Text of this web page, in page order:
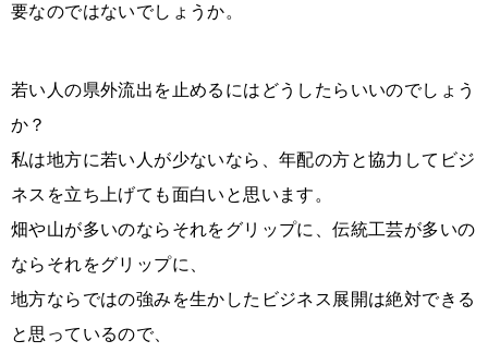
要なのではないでしょうか。
若い人の県外流出を止めるにはどうしたらいいのでしょう
か？
私は地方に若い人が少ないなら、年配の方と協力してビジ
ネスを立ち上げても面白いと思います。
畑や山が多いのならそれをグリップに、伝統工芸が多いの
ならそれをグリップに、
地方ならではの強みを生かしたビジネス展開は絶対できる
と思っているので、